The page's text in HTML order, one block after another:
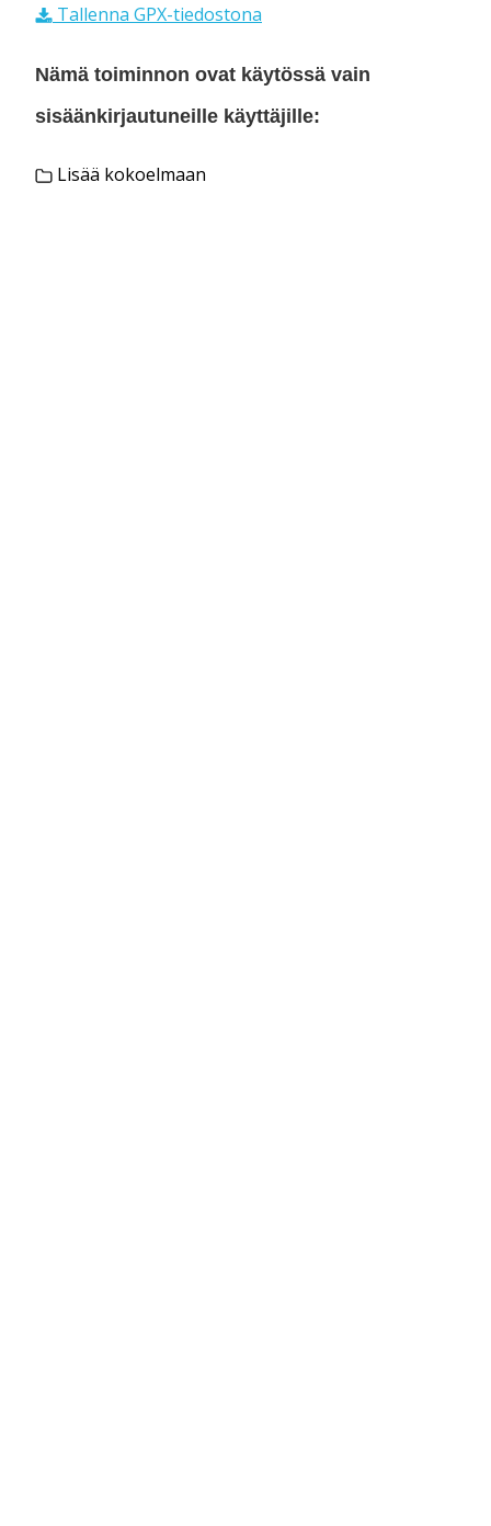
Tallenna GPX-tiedostona
Nämä toiminnon ovat käytössä vain
sisäänkirjautuneille käyttäjille:
Lisää kokoelmaan